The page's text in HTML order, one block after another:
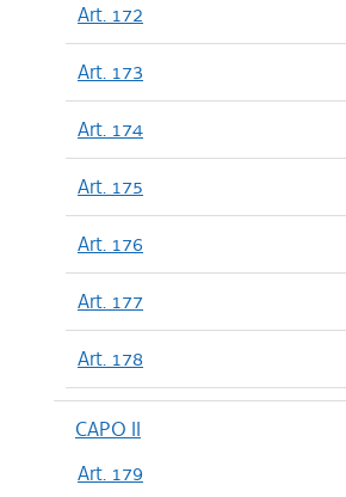
Art. 172
Art. 173
Art. 174
Art. 175
Art. 176
Art. 177
Art. 178
CAPO II
Art. 179